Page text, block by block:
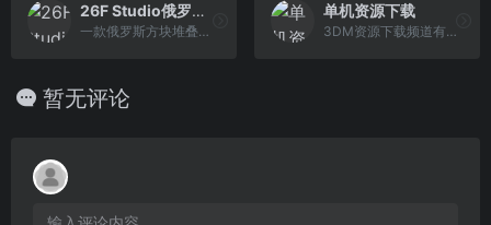
26F Studio俄罗斯方块
一款俄罗斯方块堆叠游戏，支持单机和多人模式，可以向好友和全球玩家发起挑战。
单机资源下载
3DM资源下载频道有着最新的游戏资源、辅助工具等，提供了高速下载渠道，简单的安装方式，便捷的反馈渠道，玩家可以自由下载、分享、讨论所有的资源。
暂无评论